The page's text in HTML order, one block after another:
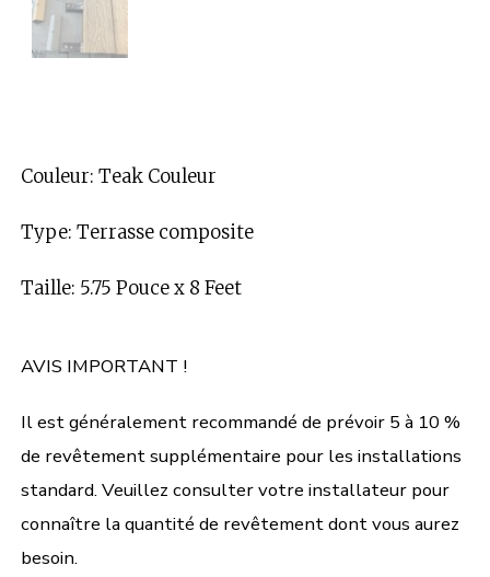
Couleur: Teak Couleur
Type: Terrasse composite
Taille: 5.75 Pouce x 8 Feet
AVIS IMPORTANT !
Il est généralement recommandé de prévoir 5 à 10 %
de revêtement supplémentaire pour les installations
standard. Veuillez consulter votre installateur pour
connaître la quantité de revêtement dont vous aurez
besoin.